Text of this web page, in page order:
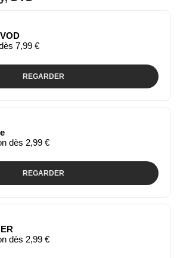
7,99 €
REGARDER
dès 2,99 €
REGARDER
dès 2,99 €